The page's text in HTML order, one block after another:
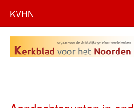
KVHN